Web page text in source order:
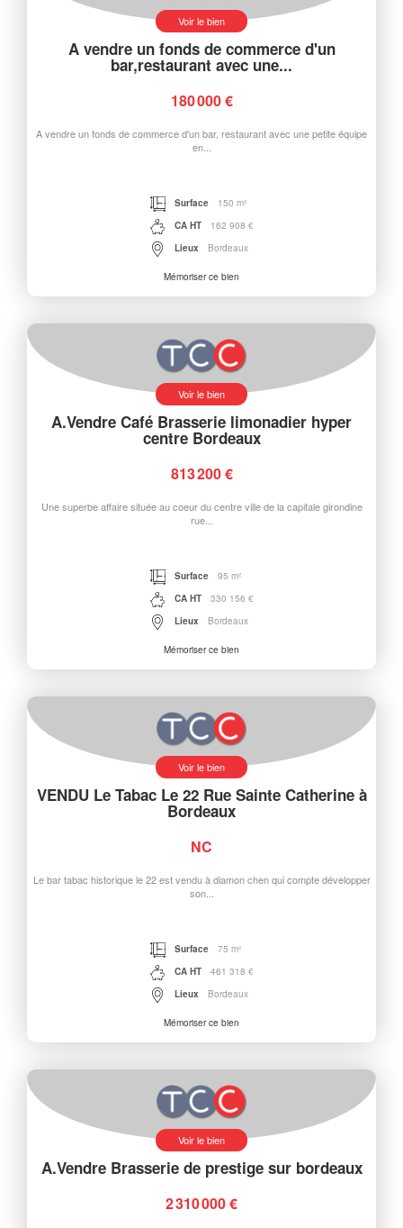
Voir le bien
A vendre un fonds de commerce d'un
bar,restaurant avec une...
180 000 €
A vendre un fonds de commerce d'un bar, restaurant avec une petite équipe
en...
Surface
150 m²
CA HT
162 908 €
Lieux
Bordeaux
Mémoriser ce bien
Voir le bien
A.Vendre Café Brasserie limonadier hyper
centre Bordeaux
813 200 €
Une superbe affaire située au coeur du centre ville de la capitale girondine
rue...
Surface
95 m²
CA HT
330 156 €
Lieux
Bordeaux
Mémoriser ce bien
Voir le bien
VENDU Le Tabac Le 22 Rue Sainte Catherine à
Bordeaux
NC
Le bar tabac historique le 22 est vendu à diamon chen qui compte développer
son...
Surface
75 m²
CA HT
461 318 €
Lieux
Bordeaux
Mémoriser ce bien
Voir le bien
A.Vendre Brasserie de prestige sur bordeaux
2 310 000 €